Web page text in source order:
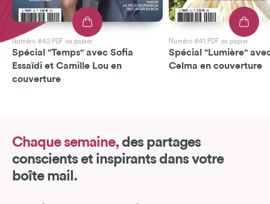
Numéro #42 PDF ou papier
Spécial "Temps" avec Sofia
Essaïdi et Camille Lou en
couverture
Numéro #41 PDF ou papier
Spécial "Lumière"
Celma en couverture
Chaque semaine, des partages
conscients et inspirants dans votre
boîte mail.